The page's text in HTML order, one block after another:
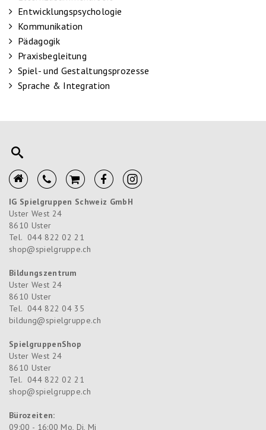
Entwicklungspsychologie
Kommunikation
Pädagogik
Praxisbegleitung
Spiel- und Gestaltungsprozesse
Sprache & Integration
IG Spielgruppen Schweiz GmbH
Uster West 24
8610 Uster
Tel. 044 822 02 21
shop@spielgruppe.ch
Bildungszentrum
Uster West 24
8610 Uster
Tel. 044 822 04 35
bildung@spielgruppe.ch
SpielgruppenShop
Uster West 24
8610 Uster
Tel. 044 822 02 21
shop@spielgruppe.ch
Bürozeiten:
09:00 - 16:00 Mo, Di, Mi